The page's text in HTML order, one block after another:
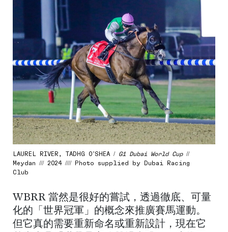
LAUREL RIVER, TADHG O’SHEA / G1 Dubai World Cup//
Meydan /// 2024 //// Photo supplied by Dubai Racing
Club
WBRR 當然是很好的嘗試，透過徹底、可量
化的「世界冠軍」的概念來推廣賽馬運動。
但它真的需要重新命名或重新設計，現在它